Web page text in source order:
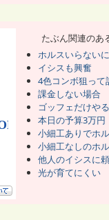
たぶん関連のあ
ホルスいらない
イシスも興奮
4色コンボ狙って
課金しない場合
ゴッフェだけやる
本日の予算3万円
小細工ありでホ
小細工なしのホ
他人のイシスに
光が育てにくい